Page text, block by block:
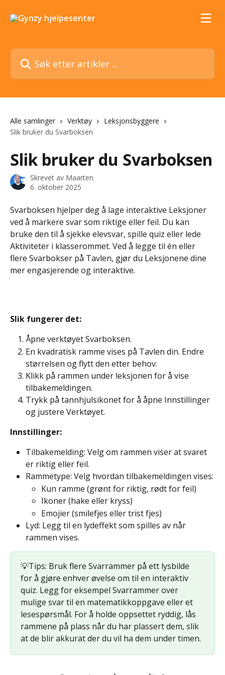
Søk etter artikler ...
Alle samlinger Verktøy
Leksjonsbyggere
Slik bruker du Svarboksen
Slik bruker du Svarboksen
Skrevet av Maarten
6. oktober 2025
Svarboksen hjelper deg å lage interaktive Leksjoner
ved å markere svar som riktige eller feil. Du kan
bruke den til å sjekke elevsvar, spille quiz eller lede
Aktiviteter i klasserommet. Ved å legge til én eller
flere Svarbokser på Tavlen, gjør du Leksjonene dine
mer engasjerende og interaktive.
Slik fungerer det:
Åpne verktøyet Svarboksen.
En kvadratisk ramme vises på Tavlen din. Endre
størrelsen og flytt den etter behov.
Klikk på rammen under leksjonen for å vise
tilbakemeldingen.
Trykk på tannhjulsikonet for å åpne Innstillinger
og justere Verktøyet.
Innstillinger:
Tilbakemelding: Velg om rammen viser at svaret
er riktig eller feil.
Rammetype: Velg hvordan tilbakemeldingen vises:
Kun ramme (grønt for riktig, rødt for feil)
Ikoner (hake eller kryss)
Emojier (smilefjes eller trist fjes)
Lyd: Legg til en lydeffekt som spilles av når
rammen vises.
💡Tips: Bruk flere Svarrammer på ett lysbilde
for å gjøre enhver øvelse om til en interaktiv
quiz. Legg for eksempel Svarrammer over
mulige svar til en matematikkoppgave eller et
lesespørsmål. For å holde oppsettet ryddig, lås
rammene på plass når du har plassert dem, slik
at de blir akkurat der du vil ha dem under timen.